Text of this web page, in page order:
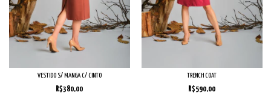
VESTIDO S/ MANGA C/ CINTO
R$380,00
TRENCH COAT
R$590,00